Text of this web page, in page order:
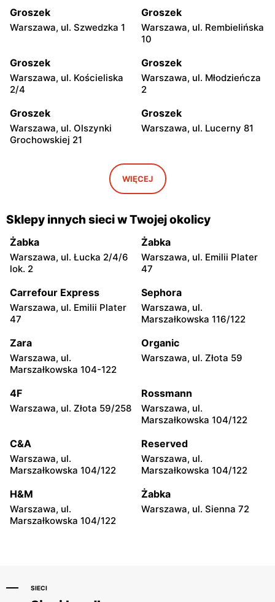
Groszek
Warszawa, ul. Szwedzka 1
Groszek
Warszawa, ul. Rembielińska
10
Groszek
Warszawa, ul. Kościeliska
2/4
Groszek
Warszawa, ul. Młodzieńcza
2
Groszek
Warszawa, ul. Olszynki
Grochowskiej 21
Groszek
Warszawa, ul. Lucerny 81
Warszawa, ul. Myśliborska
Groszek
Warszawa, ul. Grawerska 5
Groszek
Babice Nowe, ul.
Warszawska 278
Groszek
Strzykuły, ul.
Wieruchowska 157
Groszek
Polskich 9
Groszek
Groszek
1/80
Groszek
Groszek
32E
Groszek
280
Groszek
108
Groszek
Polskiego 114
Groszek
Krasickiego 79a/1
Groszek
18
Groszek Groszek
WIĘCEJ
Sklepy innych sieci w Twojej okolicy
Żabka
Warszawa, ul. Łucka 2/4/6
lok. 2
Żabka
Warszawa, ul. Emilii Plater
47
Carrefour Express
Warszawa, ul. Emilii Plater
47
Sephora
Warszawa, ul.
Marszałkowska 116/122
Zara
Warszawa, ul.
Marszałkowska 104-122
Organic
Warszawa, ul. Złota 59
4F
Warszawa, ul. Złota 59/258
Rossmann
Warszawa, ul.
Marszałkowska 104/122
C&A
Warszawa, ul.
Marszałkowska 104/122
Reserved
Warszawa, ul.
Marszałkowska 104/122
H&M
Warszawa, ul.
Marszałkowska 104/122
Żabka
Warszawa, ul. Sienna 72
SIECI